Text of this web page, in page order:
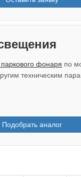
фонаря по
техническим
Подобрать аналог